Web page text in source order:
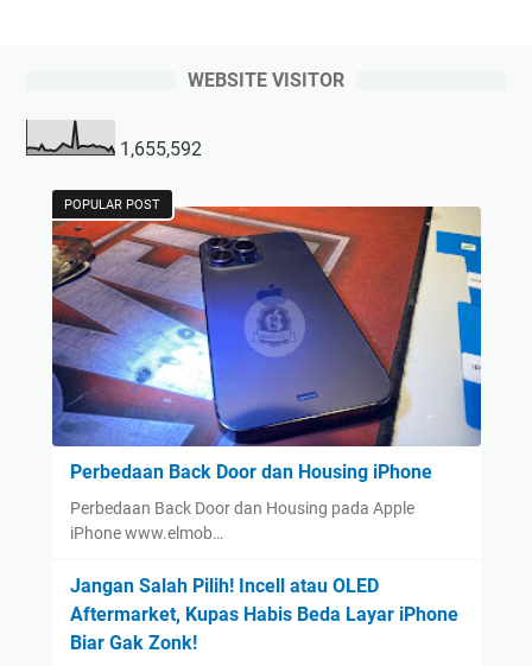
WEBSITE VISITOR
1,655,592
POPULAR POST
Perbedaan Back Door dan Housing iPhone
Perbedaan Back Door dan Housing pada Apple
iPhone www.elmob…
Jangan Salah Pilih! Incell atau OLED
Aftermarket, Kupas Habis Beda Layar iPhone
Biar Gak Zonk!